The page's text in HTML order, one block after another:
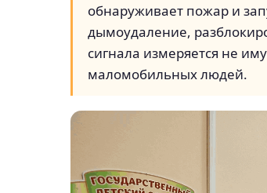
обнаруживает пожар и
дымоудаление,
сигнала измеряется не
маломобильных людей.